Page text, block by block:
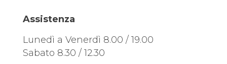
Assistenza
Lunedì a Venerdì 8.00 / 19.00
Sabato 8.30 / 12.30